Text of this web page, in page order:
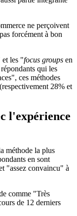
ne perçoivent
forcément à bon
et les "focus groups en
qui les
ces méthodes
28% et
l'expérience
méthode la plus
en sont
"assez convaincu" à
comme "Très
de 12 derniers